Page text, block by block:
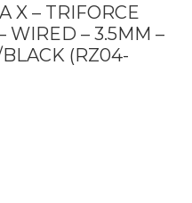
X – TRIFORCE
WIRED – 3.5MM –
(RZ04-